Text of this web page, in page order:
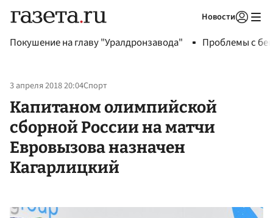
Новости
Покушение на главу "Уралдронзавода" Проблемы с
3 апреля 2018 20:04Спорт
Капитаном олимпийской
сборной России на матчи
Евровызова назначен
Кагарлицкий